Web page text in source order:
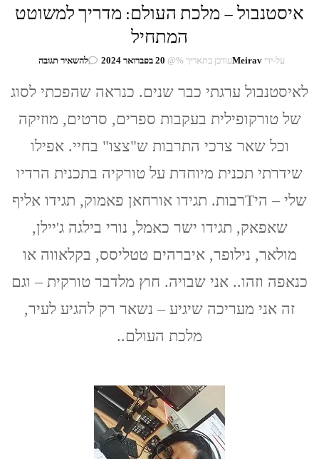
איסטנבול – מלכת העולם: מדריך למשוטט
המתחיל
על-ידי Meiravעודכן בתאריך %@ 20 בפברואר 2024 להשאיר תגובהבנושא
–
העולם:
למשוטט
לאיסטנבול ערגתי כבר שנים. כנראה שהפכתי לסוג
של טורקופילית בעקבות ספרים, סרטים, מוזיקה
וכל שאר צרכי התרבות ש"צצו" בחיי. אפילו
שידרתי תכנית מיוחדת על טורקיה בתכנית הרדיו
שלי – היTרבות. תגידו אורחאן פאמוק, תגידו אליף
שאפאק, תגידו ישר כאמל, נורי בילגה ג'יילן,
מולאר, נילופר, איברהים טטליסס, בקלאווה או
כנאפה וזהו.. אני שבויה. חוץ מלדבר טורקית – וגם
זה אני מעריכה שיגיע – נשאר רק להגיע לעיר,
מלכת העולם..